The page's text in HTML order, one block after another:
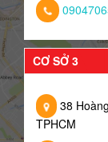
CƠ SỞ 3
38
TPHCM